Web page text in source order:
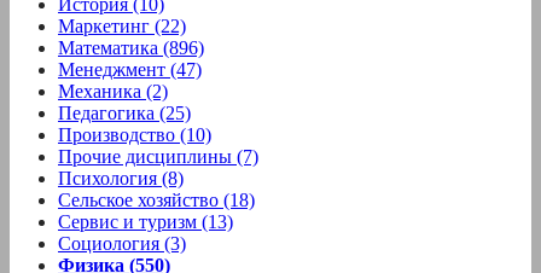
Маркетинг (22)
Математика (896)
Менеджмент (47)
Механика (2)
Педагогика (25)
Производство (10)
Прочие дисциплины (7)
Психология (8)
Сельское хозяйство (18)
Сервис и туризм (13)
Социология (3)
Физика (550)